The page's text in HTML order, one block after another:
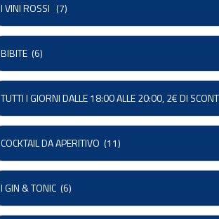
I VINI ROSSI (7)
BIBITE (6)
TUTTI I GIORNI DALLE 18:00 ALLE 20:00, 2€ DI
COCKTAIL DA APERITIVO (11)
I GIN & TONIC (6)